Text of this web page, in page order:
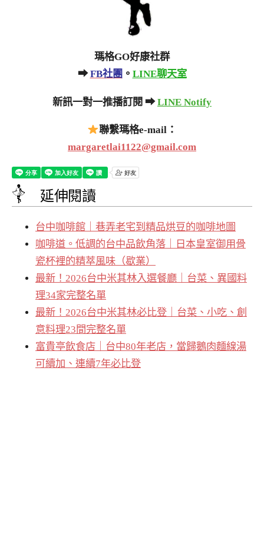
瑪格GO好康社群
➡FB社團 。 LINE聊天室
新訊一對一推播訂閱 ➡LINE Notify
聯繫瑪格e-mail：
margaretlai1122@gmail.com
延伸閱讀
台中咖啡館｜巷弄老宅到精品烘豆的咖啡地圖
咖啡道。低調的台中品飲角落｜日本皇室御用骨
瓷杯裡的精萃風味（歇業）
最新！2026台中米其林入選餐廳｜台菜、異國料
理34家完整名單
最新！2026台中米其林必比登｜台菜、小吃、創
意料理23間完整名單
富貴亭飲食店｜台中80年老店，當歸鵝肉麵線湯
可續加、連續7年必比登